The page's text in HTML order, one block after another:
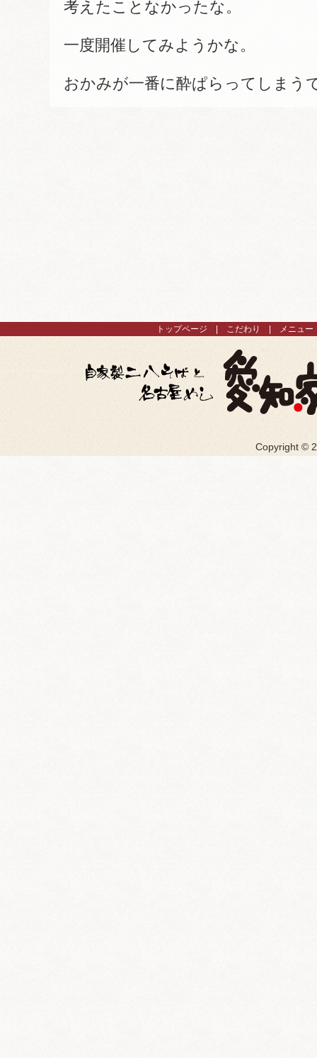
考えたことなかったな。
一度開催してみようかな。
おかみが一番に酔ぱらってしまう
トップページ こだわり メニュー
Copyright ©